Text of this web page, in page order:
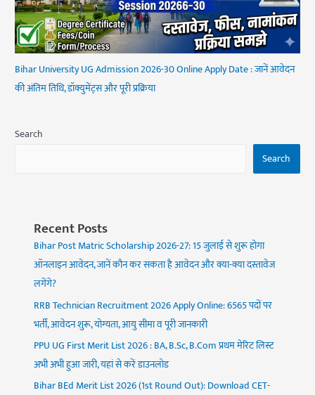
Bihar University UG Admission 2026-30 Online Apply Date : जानें आवेदन
की अंतिम तिथि, डॉक्युमेंट्स और पूरी प्रक्रिया
Search
Search
Recent Posts
Bihar Post Matric Scholarship 2026-27: 15 जुलाई से शुरू होगा
ऑनलाइन आवेदन, जानें कौन कर सकता है आवेदन और क्या-क्या दस्तावेज
लगेंगे?
RRB Technician Recruitment 2026 Apply Online: 6565 पदों पर
भर्ती, आवेदन शुरू, योग्यता, आयु सीमा व पूरी जानकारी
PPU UG First Merit List 2026 : BA, B.Sc, B.Com प्रथम मेरिट लिस्ट
अभी अभी हुआ जारी, यहां से करें डाउनलोड
Bihar BEd Merit List 2026 (1st Round Out): Download CET-